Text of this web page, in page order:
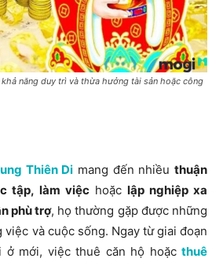
năng duy trì và thừa hưởng tài sản hoặc công
Thiên Di mang đến nhiều thuận
tập, làm việc hoặc lập nghiệp xa
phù trợ, họ thường gặp được những
và cuộc sống. Ngay từ giai đoạn
ở mới, việc thuê căn hộ hoặc thuê